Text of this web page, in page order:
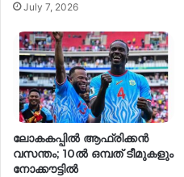
July 7, 2026
ലോകകപ്പിൽ ആഫ്രിക്കൻ
വസന്തം; 10ൽ ഒമ്പത് ടീമുകളും
നോക്കൗട്ടിൽ